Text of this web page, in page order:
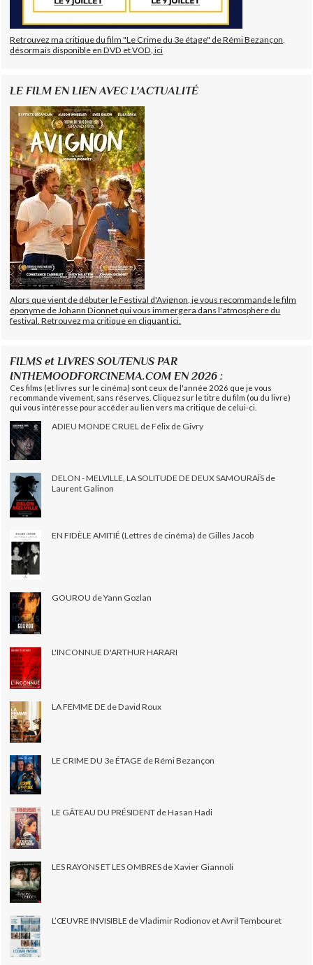
Retrouvez ma critique du film "Le Crime du 3e étage" de Rémi Bezançon,
désormais disponible en DVD et VOD, ici
LE FILM EN LIEN AVEC L'ACTUALITÉ
Alors que vient de débuter le Festival d'Avignon, je vous recommande le film
éponyme de Johann Dionnet qui vous immergera dans l'atmosphère du
festival. Retrouvez ma critique en cliquant ici.
FILMS et LIVRES SOUTENUS PAR
INTHEMOODFORCINEMA.COM EN 2026 :
Ces films (et livres sur le cinéma) sont ceux de l'année 2026 que je vous
recommande vivement, sans réserves. Cliquez sur le titre du film (ou du livre)
qui vous intéresse pour accéder au lien vers ma critique de celui-ci.
ADIEU MONDE CRUEL de Félix de Givry
DELON - MELVILLE, LA SOLITUDE DE DEUX SAMOURAÏS de
Laurent Galinon
EN FIDÈLE AMITIÉ (Lettres de cinéma) de Gilles Jacob
GOUROU de Yann Gozlan
L'INCONNUE D'ARTHUR HARARI
LA FEMME DE de David Roux
LE CRIME DU 3e ÉTAGE de Rémi Bezançon
LE GÂTEAU DU PRÉSIDENT de Hasan Hadi
LES RAYONS ET LES OMBRES de Xavier Giannoli
L’ŒUVRE INVISIBLE de Vladimir Rodionov et Avril Tembouret